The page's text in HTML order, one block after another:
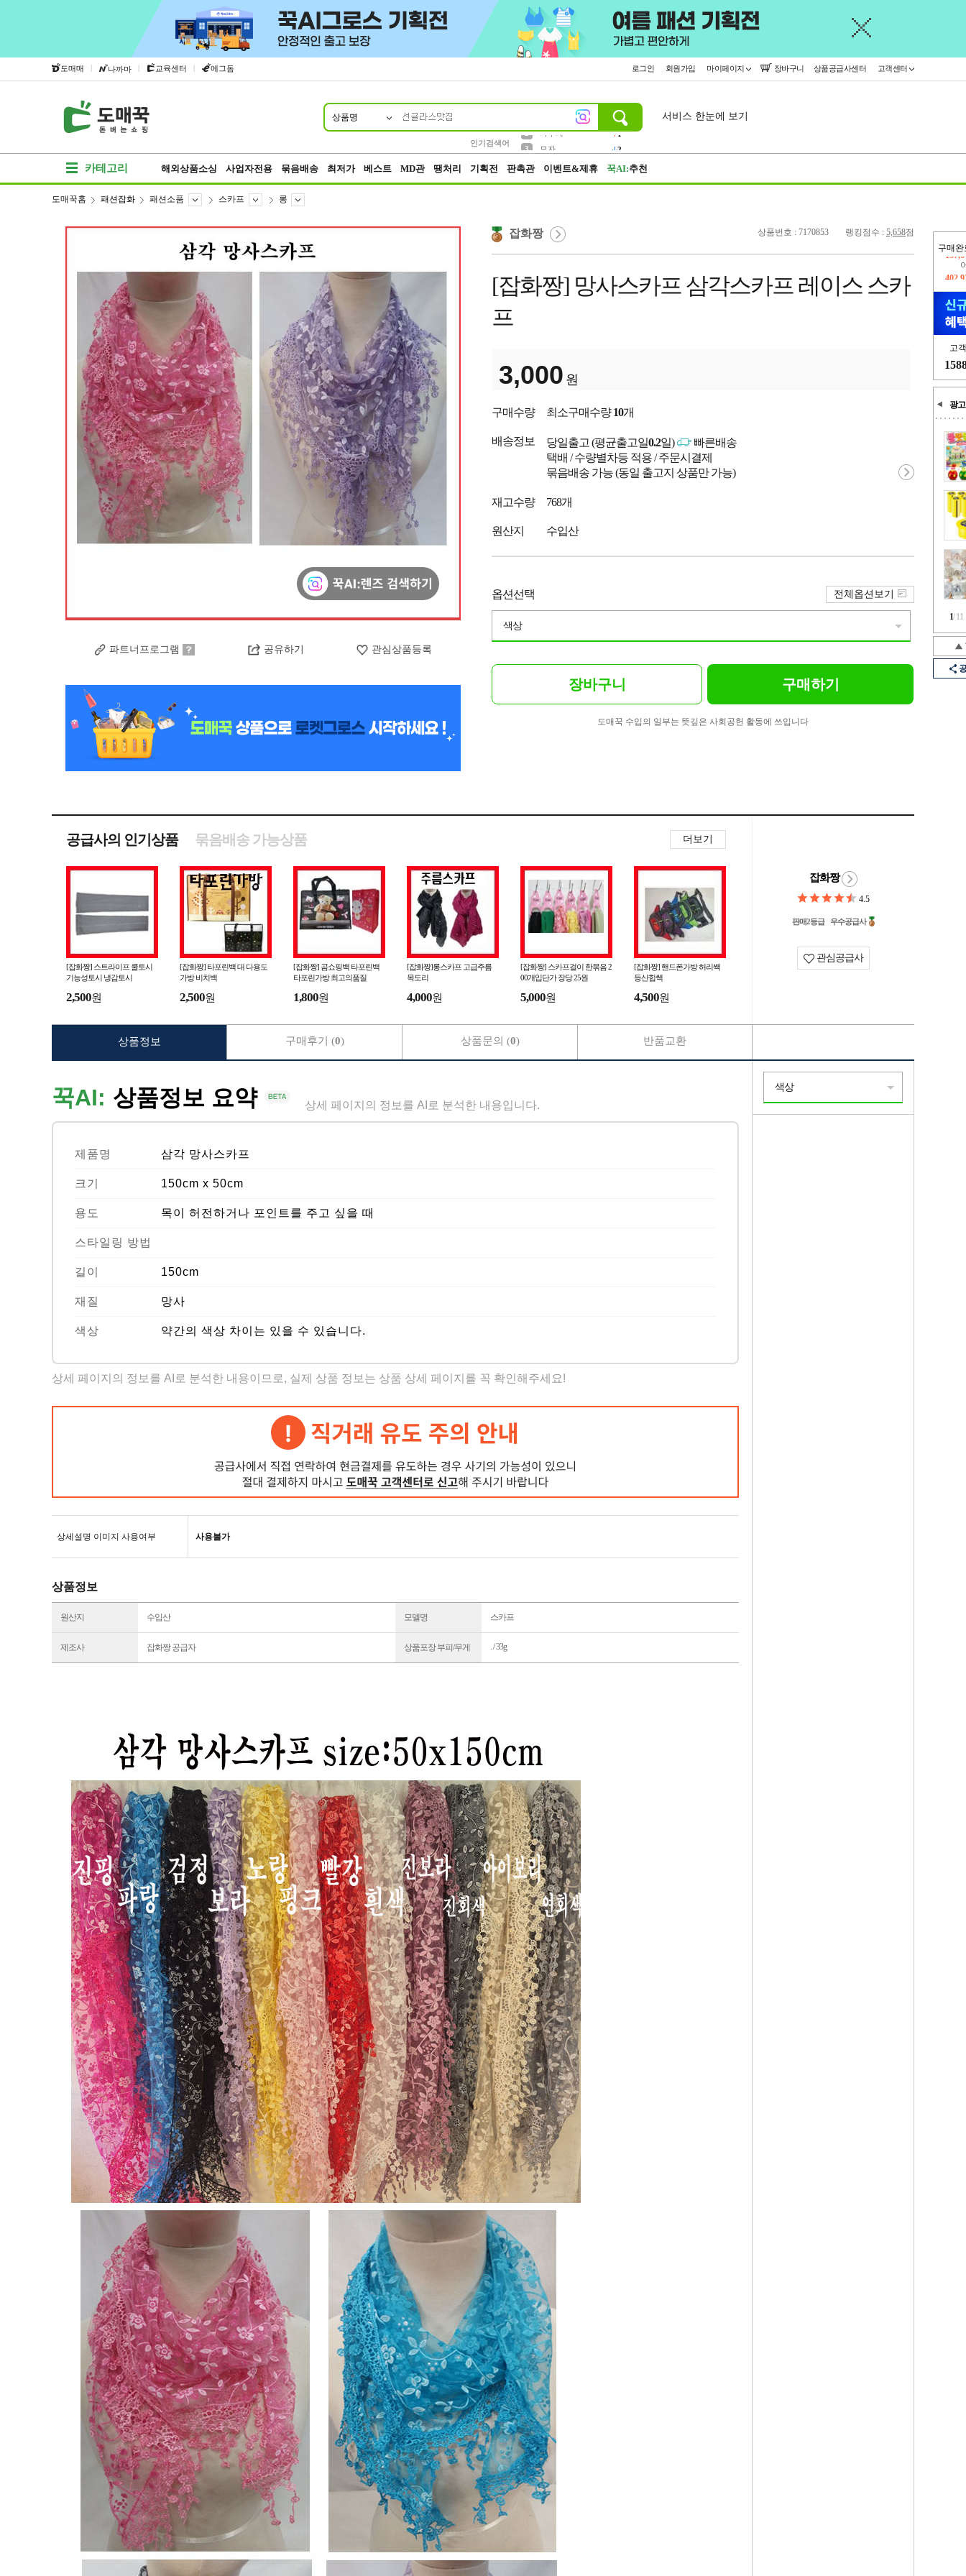
도매매 | 나까마 | 교육센터 | 에그돔 로그인 회원가입 마이페이지 장바구니 상품공급사센터 고객센터
상품명
인기검색어
3
서비스 한눈에 보기
카테고리 해외상품소싱 사업자전용 묶음배송 최저가 베스트 MD관 땡처리 기획전 판촉관 이벤트&제휴 꾹AI:추천
구매완
고
광고
1/11
도매꾹홈 패션잡화 패션소품 스카프 롱
파트너프로그램 공유하기 관심상품등록
상품번호 : 7170853 랭킹점수 : 5,658점
잡화짱
[잡화짱] 망사스카프 삼각스카프 레이스 스카
프
3,000 원
구매수량 최소구매수량10개
배송정보 당일출고 (평균출고일0.2일)
빠른배송
택배 / 수량별차등 적용 / 주문시결제
묶음배송 가능 (동일 출고지 상품만 가능)
재고수량 768개
원산지 수입산
옵션선택
색상
전체옵션보기
장바구니 구매하기
도매꾹 수입의 일부는 뜻깊은 사회공헌 활동에 쓰입니다
공급사의 인기상품 더보기
묶음배송 가능상품
[잡화짱] 스트라이프 쿨토시
기능성토시 냉감토시
2,500원
[잡화짱] 타포린백 대 다용도
가방 비치백
2,500원
[잡화짱] 곰쇼핑백 타포린백
타포린가방 최고의품질
1,800원
[잡화짱]롱스카프 고급주름
목도리
4,000원
[잡화짱] 스카프걸이 한묶음 2
00개입단가 장당 25원
5,000원
[잡화짱] 핸드폰가방 허리쌕
등산힙쌕
4,500원
잡화짱
4.5
판매2등급 우수공급사
관심공급사
꾹AI: 상품정보 요약 상세 페이지의 정보를 AI로 분석한 내용입니다.
제품명 삼각 망사스카프
크기 150cm x 50cm
용도 목이 허전하거나 포인트를 주고 싶을 때
스타일링 방법
길이 150cm
재질 망사
색상 약간의 색상 차이는 있을 수 있습니다.
상세 페이지의 정보를 AI로 분석한 내용이므로, 실제 상품 정보는 상품 상세 페이지를 꼭 확인해주세요!
상세설명 이미지 사용여부 사용불가
상품정보
원산지 수입산 모델명 스카프
제조사 잡화짱 공급자 상품포장 부피/무게 . / 33g
상품정보 구매후기 (0) 상품문의 (0) 반품교환
색상